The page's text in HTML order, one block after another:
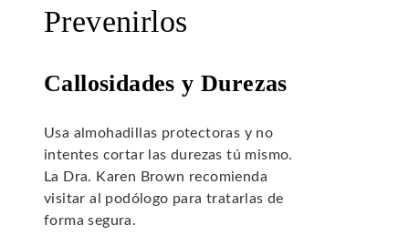
Prevenirlos
Callosidades y Durezas
Usa almohadillas protectoras y no
intentes cortar las durezas tú mismo.
La Dra. Karen Brown recomienda
visitar al podólogo para tratarlas de
forma segura.